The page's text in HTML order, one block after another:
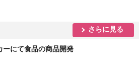
さらに見る
ーにて食品の商品開発